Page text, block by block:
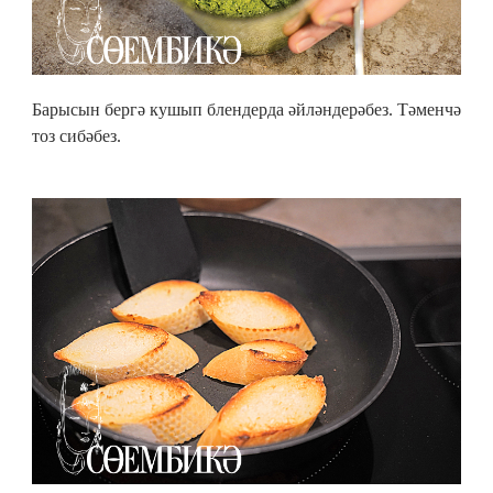
Барысын бергә кушып блендерда әйләндерәбез. Тәменчә
тоз сибәбез.